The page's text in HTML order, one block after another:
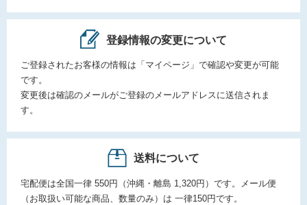
登録情報の変更について
ご登録されたお客様の情報は「マイページ」で確認や変更が可能
です。
変更後は確認のメールがご登録のメールアドレスに送信されま
す。
送料について
宅配便は全国一律 550円（沖縄・離島 1,320円）です。メール便
（お取扱い可能な商品、数量のみ）は 一律150円です。